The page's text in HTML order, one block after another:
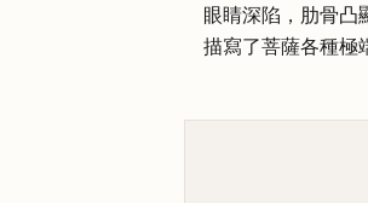
眼睛深陷，肋骨凸
描寫了菩薩各種極